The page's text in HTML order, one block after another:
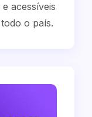
acessíveis
o país.